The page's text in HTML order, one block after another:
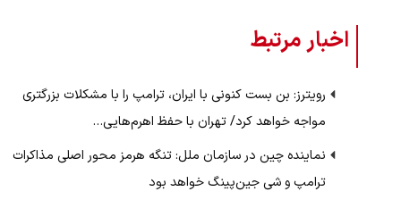
اخبار مرتبط
رویترز: بن بست کنونی با ایران، ترامپ را با مشکلات بزرگتری
مواجه خواهد کرد/ تهران با حفظ اهرم‌هایی…
نماینده چین در سازمان ملل: تنگه هرمز محور اصلی مذاکرات
ترامپ و شی‌ جین‌پینگ خواهد بود
ببینید| روایت رئیس جمهور از لحظه
رهبری
۱۴ مرداد ۱۴۰۵